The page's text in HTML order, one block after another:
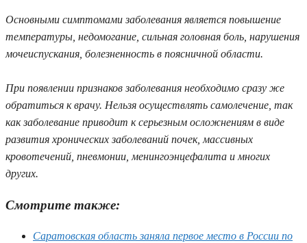
Основными симптомами заболевания является повышение
температуры, недомогание, сильная головная боль, нарушения
мочеиспускания, болезненность в поясничной области.
При появлении признаков заболевания необходимо сразу же
обратиться к врачу. Нельзя осуществлять самолечение, так
как заболевание приводит к серьезным осложнениям в виде
развития хронических заболеваний почек, массивных
кровотечений, пневмонии, менингоэнцефалита и многих
других.
Смотрите также:
Саратовская область заняла первое место в России по